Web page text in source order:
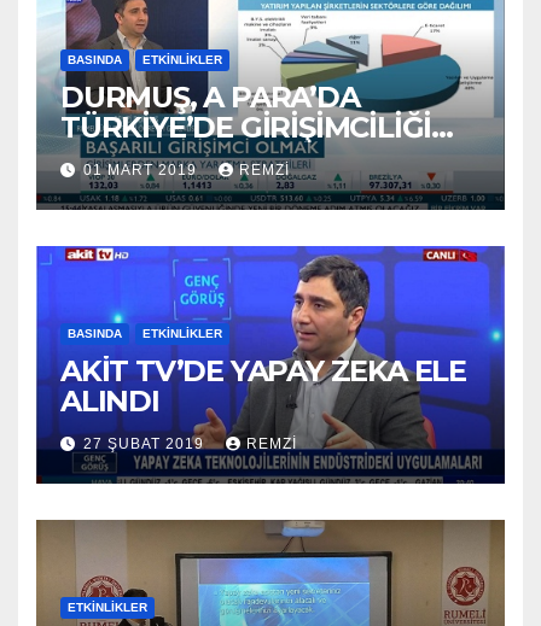
BASINDA ETKINLIKLER
DURMUŞ, A PARA’DA
TÜRKİYE’DE GİRİŞİMCİLİĞİ
ANLATTI
01 MART 2019 REMZI
BASINDA ETKINLIKLER
AKİT TV’DE YAPAY ZEKA ELE
ALINDI
27 ŞUBAT 2019 REMZI
ETKINLIKLER